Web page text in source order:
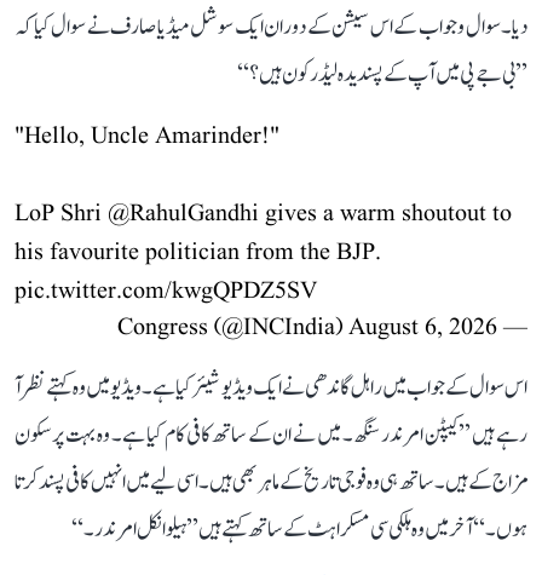
دیا۔ سوال و جواب کے اس سیشن کے دوران ایک سوشل میڈیا صارف نے سوال کیا کہ
’’بی جے پی میں آپ کے پسندیدہ لیڈر کون ہیں؟‘‘
"Hello, Uncle Amarinder!"
LoP Shri @RahulGandhi gives a warm shoutout to
his favourite politician from the BJP.
pic.twitter.com/kwgQPDZ5SV
— Congress (@INCIndia)
August 6, 2026
اس سوال کے جواب میں راہل گاندھی نے ایک ویڈیو شیئر کیا ہے۔ ویڈیو میں وہ کہتے نظر آ
رہے ہیں ’’کیپٹن امرندر سنگھ۔ میں نے ان کے ساتھ کافی کام کیا ہے۔ وہ بہت پرسکون
مزاج کے ہیں۔ ساتھ ہی وہ فوجی تاریخ کے ماہر بھی ہیں۔ اسی لیے میں انہیں کافی پسند کرتا
ہوں۔‘‘ آخر میں وہ ہلکی سی مسکراہٹ کے ساتھ کہتے ہیں ’’ہیلو انکل امرندر۔‘‘